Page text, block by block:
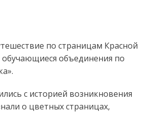
по страницам Красной
объединения по
с историей возникновения
о цветных страницах,